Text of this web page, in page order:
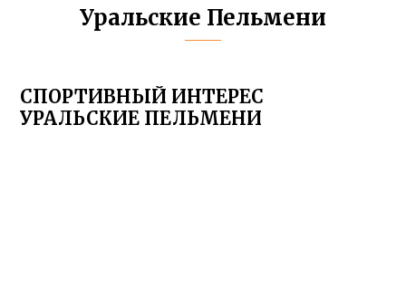
Уральские Пельмени
СПОРТИВНЫЙ ИНТЕРЕС
УРАЛЬСКИЕ ПЕЛЬМЕНИ